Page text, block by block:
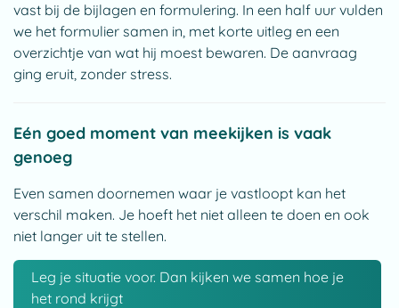
vast bij de bijlagen en formulering. In een half uur vulden
we het formulier samen in, met korte uitleg en een
overzichtje van wat hij moest bewaren. De aanvraag
ging eruit, zonder stress.
Eén goed moment van meekijken is vaak
genoeg
Even samen doornemen waar je vastloopt kan het
verschil maken. Je hoeft het niet alleen te doen en ook
niet langer uit te stellen.
Leg je situatie voor. Dan kijken we samen hoe je
het rond krijgt